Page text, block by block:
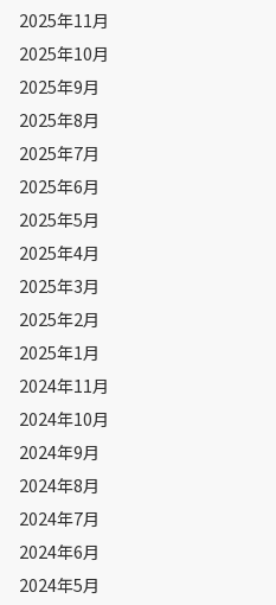
2025年11月
2025年10月
2025年9月
2025年8月
2025年7月
2025年6月
2025年5月
2025年4月
2025年3月
2025年2月
2025年1月
2024年11月
2024年10月
2024年9月
2024年8月
2024年7月
2024年6月
2024年5月